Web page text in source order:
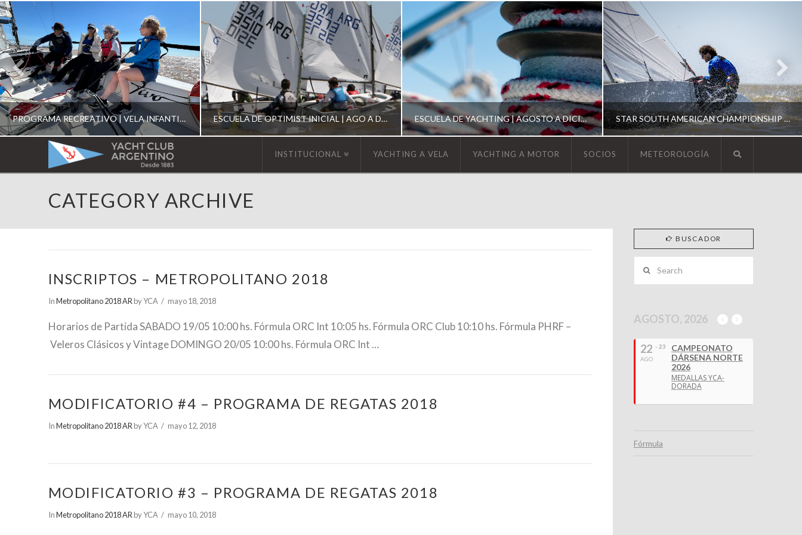
PROGRAMA RECREATIVO | VELA INFANTIL, JUVENIL Y DE CRUCERO 2026
ESCUELA RECREATIVA 2026
ESCUELA DE OPTIMIST INICIAL | AGO A DIC 2026 ESCUELA DE YACHTING | AGOSTO A DICIEMBRE 2026 STAR SOUTH AMERICAN CHAMPIONSHIP 2026
YACHT
CLUB
ARGENTINO
INSTITUCIONAL YACHTING A VELA YACHTING A MOTOR SOCIOS METEOROLOGÍA
CATEGORY ARCHIVE
INSCRIPTOS – METROPOLITANO 2018
InMetropolitano 2018 AR by YCA mayo 18, 2018
Horarios de Partida SABADO 19/05 10:00 hs. Fórmula ORC Int 10:05 hs. Fórmula ORC Club 10:10 hs. Fórmula PHRF –
Veleros Clásicos y Vintage DOMINGO 20/05 10:00 hs. Fórmula ORC Int …
MODIFICATORIO #4 – PROGRAMA DE REGATAS 2018
InMetropolitano 2018 AR by YCA mayo 12, 2018
MODIFICATORIO #3 – PROGRAMA DE REGATAS 2018
InMetropolitano 2018 AR by YCA mayo 10, 2018
BUSCADOR
AGOSTO, 2026
22
AGO
- 23
CAMPEONATO
DÁRSENA NORTE
2026
MEDALLAS YCA-
DORADA
Fórmula